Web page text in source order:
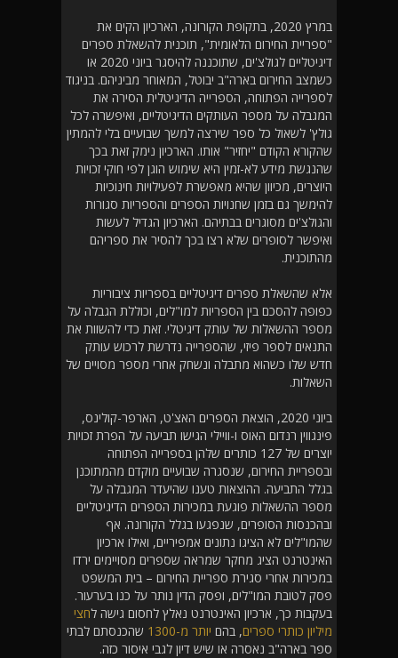
במרץ 2020, בתקופת הקורונה, הארכיון הקים את
"ספריית החירום הלאומית", תוכנית להשאלת ספרים
דיגיטליים לגולצ'ים, שתוכננה להיסגר ביוני 2020 או
כשמצב החירום בארה"ב יבוטל, המאוחר מביניהם. בניגוד
לספרייה הפתוחה, הספרייה הדיגיטלית הסירה את
המגבלה על מספר העותקים הדיגיטליים, ואיפשרה לכל
גולץ' לשאול כל ספר שירצה למשך שבועיים בלי להמתין
שהקורא הקודם "יחזיר" אותו. הארכיון נימק זאת בכך
שהנגשת מידע לא-זמין היא שימוש הוגן לפי חוקי זכויות
היוצרים, מכיוון שהיא מאפשרת לפעילויות חינוכיות
להימשך גם בזמן שחנויות הספרים והספריות סגורות
והגולצ'ים מסוגרים בבתיהם. הארכיון הגדיל לעשות
ואיפשר לסופרים שלא רצו בכך להסיר את ספריהם
מהתוכנית.
אלא שהשאלת ספרים דיגיטליים בספריות ציבוריות
כפופה להסכם בין הספריות למו"לים, וכוללת הגבלה על
מספר ההשאלות של עותק דיגיטלי. זאת כדי להשוות את
התנאים לספר פיזי, שהספרייה נדרשת לרכוש עותק
חדש שלו כשהוא מתבלה ונשחק אחרי מספר מסויים של
השאלות.
ביוני 2020, הוצאת הספרים האצ'ט, הארפר-קולינס,
פינגווין רנדום האוס ו-וויילי הגישו תביעה על הפרת זכויות
יוצרים של 127 כותרים שלהן בספרייה הפתוחה
ובספריית החירום, שנסגרה שבועיים מוקדם מהמתוכנן
בגלל התביעה. ההוצאות טענו שהיעדר המגבלה על
מספר ההשאלות פוגעת במכירות הספרים הדיגיטליים
ובהכנסות הסופרים, שנפגעו בגלל הקורונה. אף
שהמו"לים לא הציגו נתונים אמפיריים, ואילו ארכיון
האינטרנט הציג מחקר שמראה שספרים מסויימים ירדו
במכירות אחרי סגירת ספריית החירום – בית המשפט
פסק לטובת המו"לים, ופסק הדין נותר על כנו בערעור.
בעקבות כך, ארכיון האינטרנט נאלץ לחסום גישה לחצי
מיליון כותרי ספרים, בהם יותר מ-1300
שהכנסתם לבתי
ספר בארה"ב נאסרה או שיש דיון לגבי איסור כזה.